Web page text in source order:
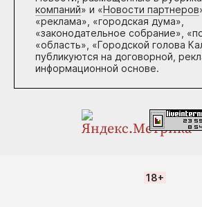
компаний» и «Новости партнеров
«реклама», «городская дума»,
«законодательное собрание»,
«область», «Городской голова
публикуются на договорной,
информационной основе.
18+